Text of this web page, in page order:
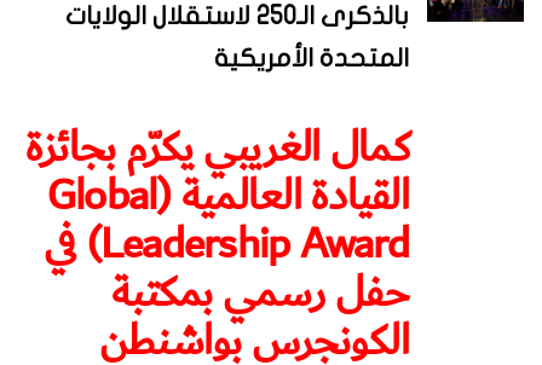
بالذكرى الـ250 لاستقلال الولايات
المتحدة الأمريكية
كمال الغريبي يكرّم بجائزة
القيادة العالمية (Global
Leadership Award) في
حفل رسمي بمكتبة
الكونجرس بواشنطن